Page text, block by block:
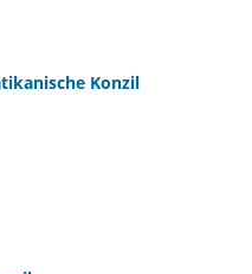
Konzil